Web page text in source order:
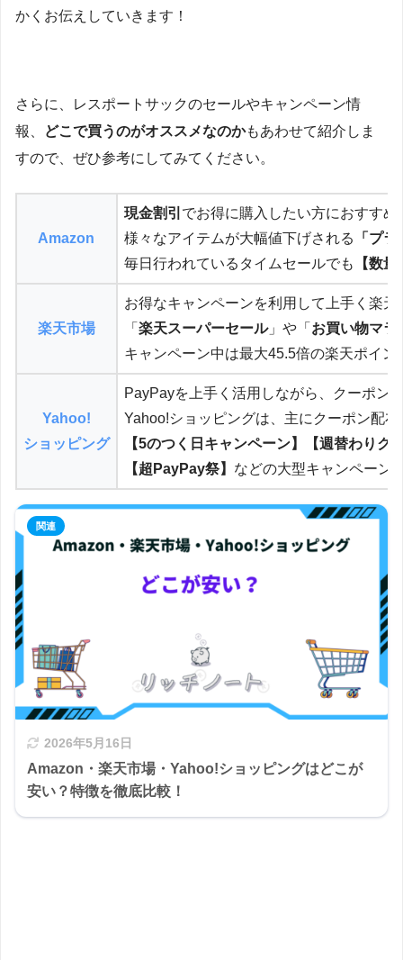
かくお伝えしていきます！
さらに、レスポートサックのセールやキャンペーン情
報、
どこで買うのがオススメなのかもあわせて紹介しま
すので、ぜひ参考にしてみてください。
Amazon
現金割引 でお得に購入したい方におすすめ
様々なアイテムが大幅値下げされる
「プ
毎日行われているタイムセールでも
【数
楽天市場
お得なキャンペーンを利用して上手く楽
「 楽天スーパーセール」や「 お買い物マラ
キャンペーン中は最大45.5倍の楽天ポイン
Yahoo!
ショッピング
PayPayを上手く活用しながら、クーポン
Yahoo!ショッピングは、主にクーポン配
【5のつく日キャンペーン】【週替わりク
【超PayPay祭】 などの大型キャンペーン
2026年5月16日
Amazon・楽天市場・Yahoo!ショッピングはどこが
安い？特徴を徹底比較！